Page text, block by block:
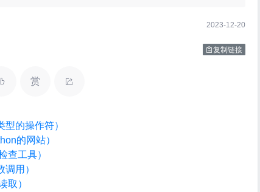
2023-12-20
复制链接
赏
的操作符）
的网站）
查工具）
用）
取）